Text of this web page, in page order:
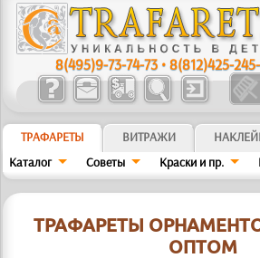
8(495)9-73-74-73 •8(812)425-
ТРАФАРЕТЫ ВИТРАЖИ
Каталог
Советы Краски и пр.
ТРАФАРЕТЫ
ОПТОМ